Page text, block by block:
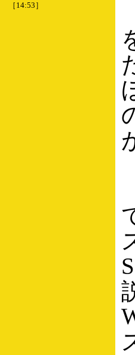
［14:53］